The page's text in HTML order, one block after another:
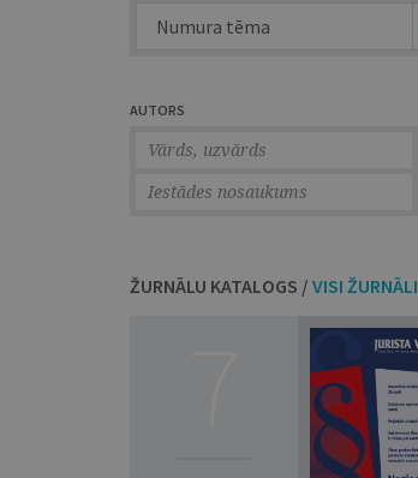
Numura tēma
AUTORS
ŽURNĀLU KATALOGS / VISI ŽURNĀLI